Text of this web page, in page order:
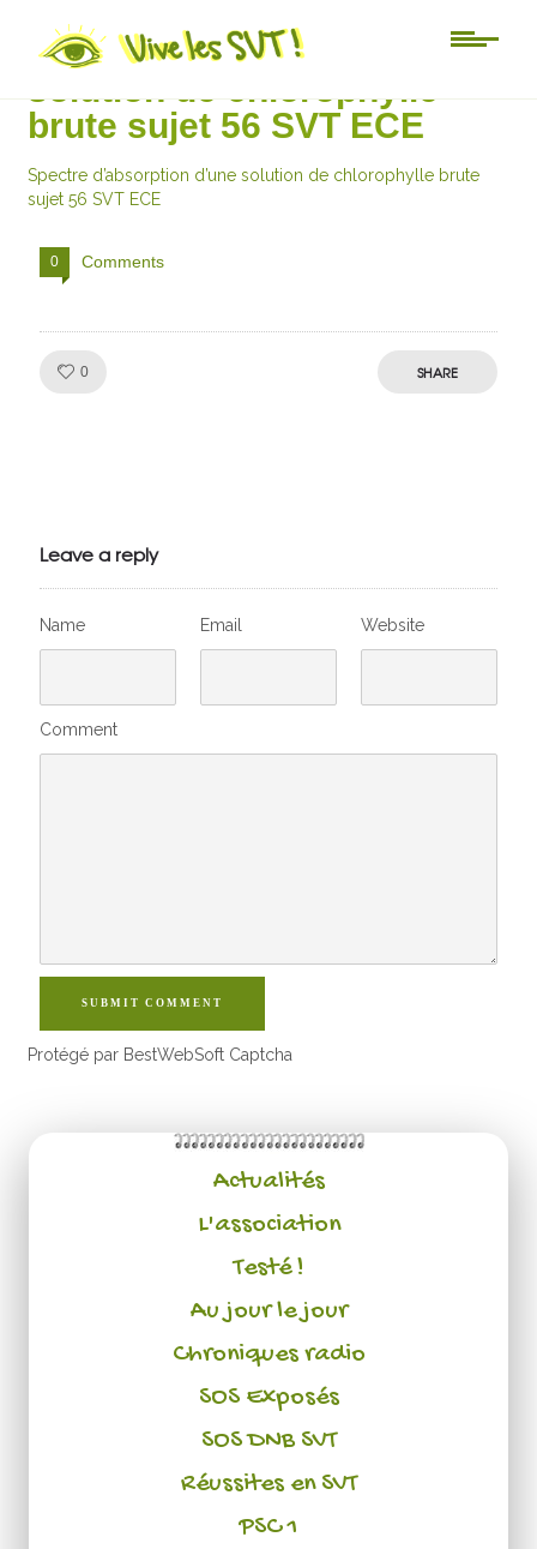
Spectre d’absorption d’une
solution de chlorophylle
brute sujet 56 SVT ECE
Spectre d’absorption d’une solution de chlorophylle brute
sujet 56 SVT ECE
0 Comments
0 SHARE
Leave a reply
Name Email Website
Comment
SUBMIT COMMENT
Protégé par BestWebSoft Captcha
Actualités
L'association
Testé !
Au jour le jour
Chroniques radio
SOS Exposés
SOS DNB SVT
Réussites en SVT
PSC 1